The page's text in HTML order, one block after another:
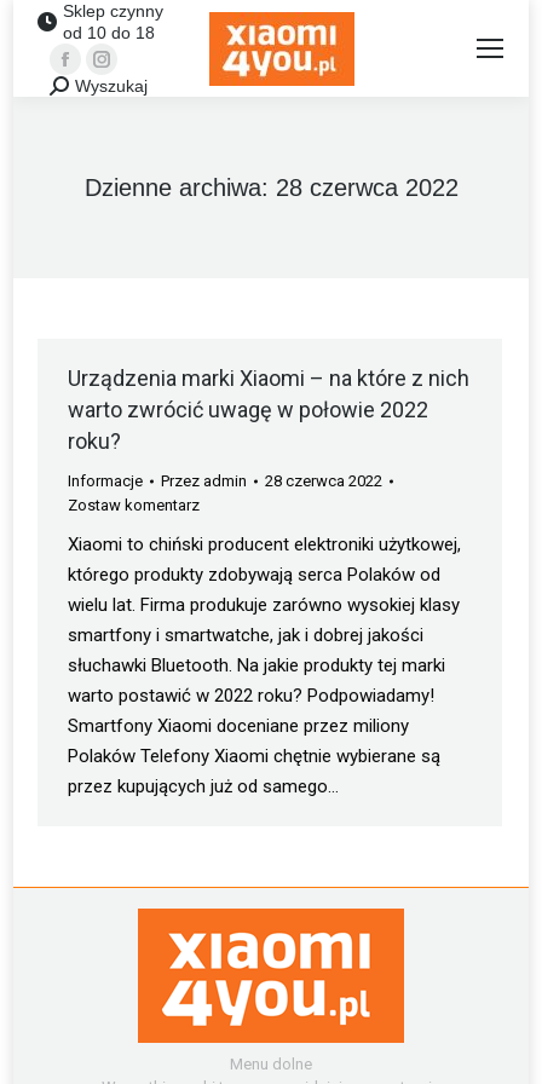
Sklep czynny
od 10 do 18
FacebookInstagram
Szukaj:Wyszukaj
Dzienne archiwa: 28 czerwca 2022
Urządzenia marki Xiaomi – na które z nich
warto zwrócić uwagę w połowie 2022
roku?
Informacje Przez admin
28 czerwca 2022
Zostaw komentarz
Xiaomi to chiński producent elektroniki użytkowej,
którego produkty zdobywają serca Polaków od
wielu lat. Firma produkuje zarówno wysokiej klasy
smartfony i smartwatche, jak i dobrej jakości
słuchawki Bluetooth. Na jakie produkty tej marki
warto postawić w 2022 roku? Podpowiadamy!
Smartfony Xiaomi doceniane przez miliony
Polaków Telefony Xiaomi chętnie wybierane są
przez kupujących już od samego…
Menu dolne